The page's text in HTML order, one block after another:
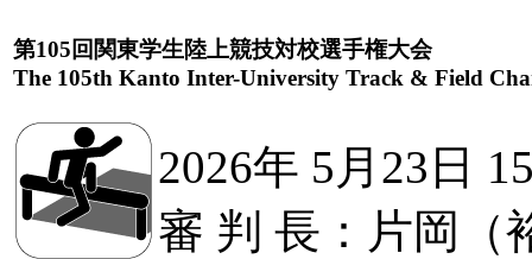
第105回関東学生陸上競技対校選手権大会
The 105th Kanto Inter-University Track & Field
2026年 5月23日
審 判 長：片岡（